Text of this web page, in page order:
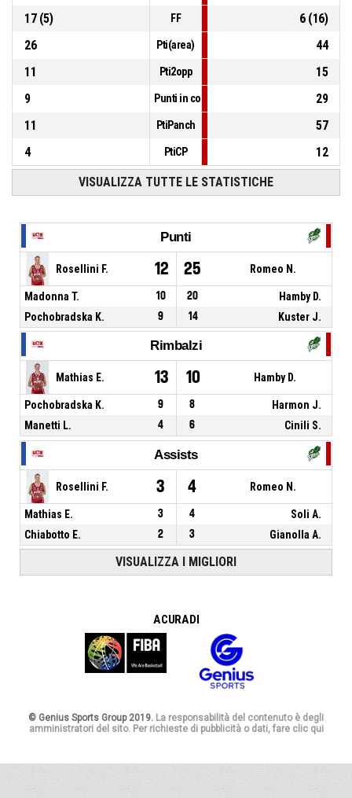
17(5) FF 6(16)
26
Pti(area)
44
11
Pti2opp
15
9
Punti in contropiede
29
11
PtiPanch
57
4
PtiCP 12
VISUALIZZA TUTTE LE STATISTICHE
Punti
Rosellini F. 12 25 Romeo N.
Madonna T. 10 20
Hamby D.
Pochobradska K.
9 14 Kuster J.
Rimbalzi
Mathias E. 13 10 Hamby D.
Pochobradska K. 9 8
Harmon J.
Manetti L.
4 6 Cinili S.
Assists
Rosellini F. 3 4 Romeo N.
Mathias E. 3 4
Soli A.
Chiabotto E.
2 3 Gianolla A.
VISUALIZZA I MIGLIORI
A CURA DI
© Genius Sports Group 2019. La responsabilità del contenuto è degli
amministratori del sito. Per richieste di pubblicità o dati, fare clic qui